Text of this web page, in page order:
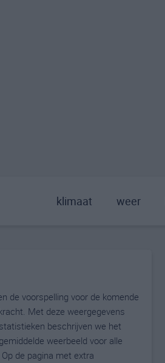
klimaat weer
de voorspelling voor de komende
Met deze weergegevens
beschrijven we het
weerbeeld voor alle
de pagina met extra